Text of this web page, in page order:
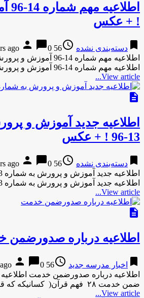
! + عکس
bookmark دسته‌بندی نشده access_time
56 years ago
person chat_bubble0
اطلاعیه مهم شماره 14-
اطلاعیه مهم شماره 14-96 آموزش و پرورش ! + عکس …
View article...
description
اطلاعیه جدید آموزش و
13-96 ! + عکس
bookmark دسته‌بندی نشده access_time
56 years ago
person chat_bubble0
اطلاعیه جدید آموزش و پرورش به شماره 13-96 ! …
View article...
description
اطلاعیه درباره
bookmark اخبار مدرسه جدید access_time
56 years ago
person chat_bubble0
اطلاعیه درباره صدورضمن خدمت اطلاعیه
ضمن خدمت ۲۸ فهم قرآن( کسانیکه که قبلا شرکت کرده اند …
View article...